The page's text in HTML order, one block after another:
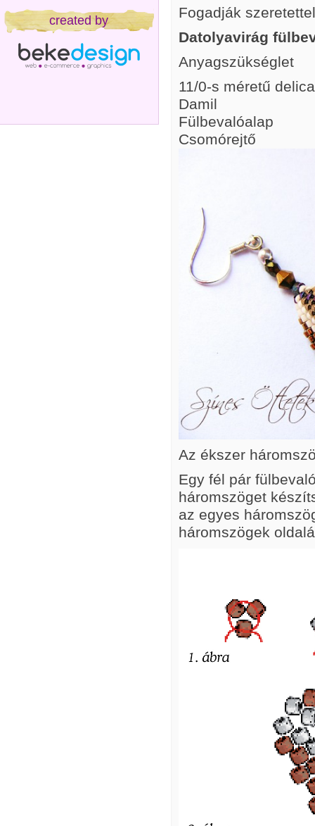
created by
Fogadják
Datolyavirág
Anyagszükséglet
11/0-s méretű
Damil
Fülbevalóalap
Csomórejtő
Az ékszer
Egy fél pár
háromszöget
az egyes
háromszögek